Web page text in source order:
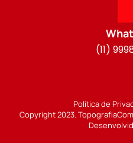
(11)
Política de
Copyright 2023.